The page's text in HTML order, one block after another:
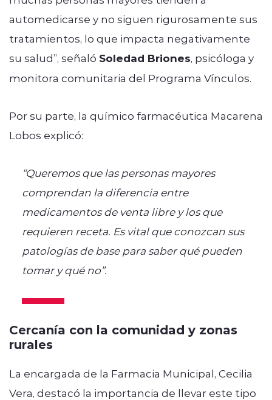
automedicarse y no siguen rigurosamente sus
tratamientos, lo que impacta negativamente
su salud”, señaló Soledad Briones, psicóloga y
monitora comunitaria del Programa Vínculos.
Por su parte, la químico farmacéutica Macarena
Lobos explicó:
“Queremos que las personas mayores
comprendan la diferencia entre
medicamentos de venta libre y los que
requieren receta. Es vital que conozcan sus
patologías de base para saber qué pueden
tomar y qué no”.
Cercanía con la comunidad y zonas
rurales
La encargada de la Farmacia Municipal, Cecilia
Vera, destacó la importancia de llevar este tipo